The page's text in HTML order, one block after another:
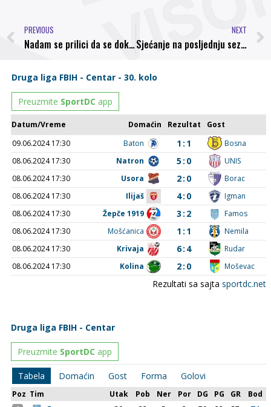
PREVIOUS
Nadam se prilici da se dokažem u FK Sarajevo
NEXT
Sjećanje na posljednju sezonu fudbalera “Bosne” u Premijer ligi BiH